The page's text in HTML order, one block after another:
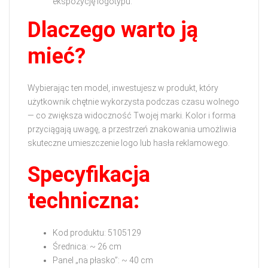
Dlaczego warto ją
mieć?
Wybierając ten model, inwestujesz w produkt, który
użytkownik chętnie wykorzysta podczas czasu wolnego
— co zwiększa widoczność Twojej marki. Kolor i forma
przyciągają uwagę, a przestrzeń znakowania umożliwia
skuteczne umieszczenie logo lub hasła reklamowego.
Specyfikacja
techniczna:
Kod produktu: 5105129
Średnica: ~ 26 cm
Panel „na płasko”: ~ 40 cm